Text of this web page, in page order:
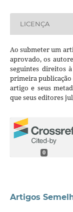
LICENÇA
Ao submeter um
aprovado, os
seguintes direitos
primeira publicação
artigo e seus
que seus editores
0
Artigos